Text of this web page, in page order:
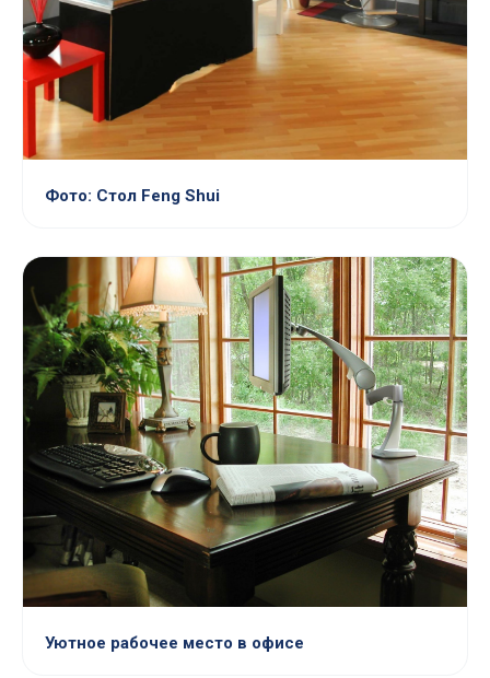
Фото: Стол Feng Shui
Уютное рабочее место в офисе